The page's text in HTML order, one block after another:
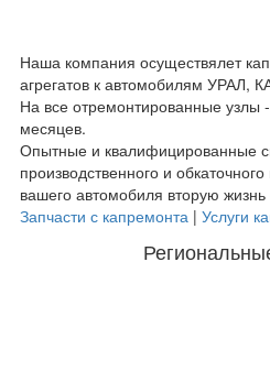
Наша компания осуществялет
агрегатов к автомобилям УРАЛ,
На все отремонтированные узлы
месяцев.
Опытные и квалифицированные
производственного и
вашего автомобиля вторую
Запчасти с капремонта | Услуги